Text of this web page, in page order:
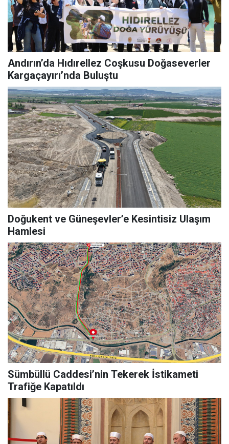
Andırın’da Hıdırellez Coşkusu Doğaseverler
Kargaçayırı’nda Buluştu
Doğukent ve Güneşevler’e Kesintisiz Ulaşım
Hamlesi
Sümbüllü Caddesi’nin Tekerek İstikameti
Trafiğe Kapatıldı